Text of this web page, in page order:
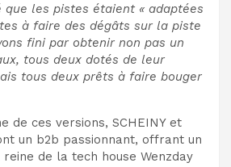
les pistes étaient « adaptées
à faire des dégâts sur la piste
fini par obtenir non pas un
tous deux dotés de leur
tous deux prêts à faire bouger
de ces versions, SCHEINY et
un b2b passionnant, offrant un
de la tech house Wenzday